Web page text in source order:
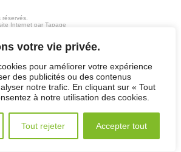
votre vie privée.
pour améliorer votre expérience
des publicités ou des contenus
notre trafic. En cliquant sur « Tout
à notre utilisation des cookies.
Tout rejeter Accepter tout
Internet par Tapage